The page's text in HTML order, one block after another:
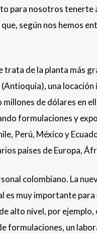
para nosotros tenerte
según nos hemos
trata de la planta más
una
de dólares en
formulaciones y
Perú, México y
países de Europa,
colombiano. La
es muy importante
alto nivel, por
formulaciones, un